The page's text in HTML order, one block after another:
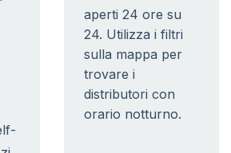
aperti 24 ore su
24. Utilizza i filtri
sulla mappa per
trovare i
distributori con
orario notturno.